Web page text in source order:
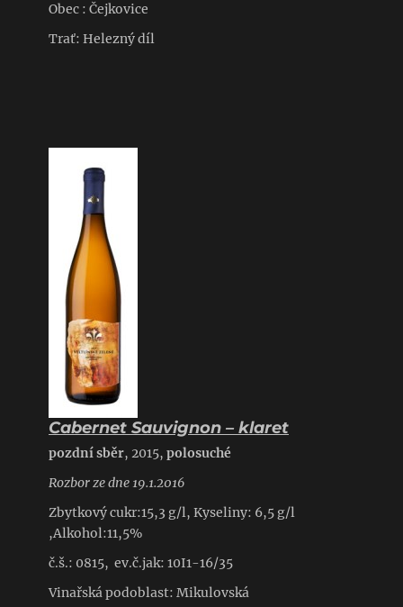
Obec : Čejkovice
Trať: Helezný díl
Cabernet Sauvignon – klaret
pozdní sběr, 2015, polosuché
Rozbor ze dne 19.1.2016
Zbytkový cukr:15,3 g/l, Kyseliny: 6,5 g/l
,Alkohol:11,5%
č.š.: 0815, ev.č.jak: 10I1-16/35
Vinařská podoblast: Mikulovská